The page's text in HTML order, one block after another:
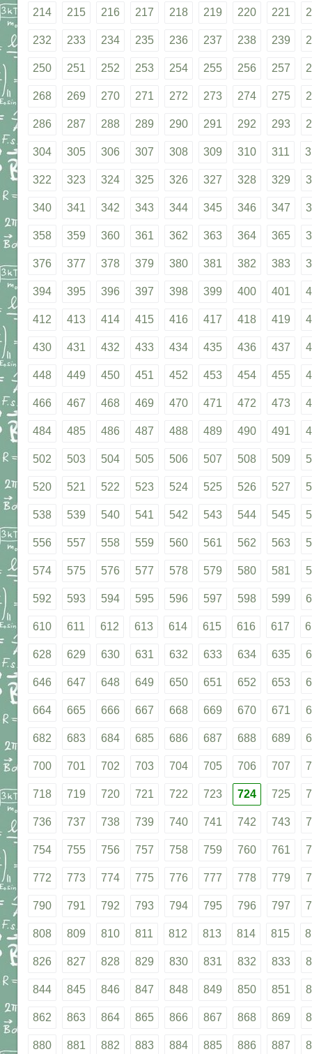
214 215 216 217 218 219 220 221
232 233 234 235 236 237 238 239
250 251 252 253 254 255 256 257
268 269 270 271 272 273 274 275
286 287 288 289 290 291 292 293
304 305 306 307 308 309 310 311
322 323 324 325 326 327 328 329
340 341 342 343 344 345 346 347
358 359 360 361 362 363 364 365
376 377 378 379 380 381 382 383
394 395 396 397 398 399 400 401
412 413 414 415 416 417 418 419
430 431 432 433 434 435 436 437
448 449 450 451 452 453 454 455
466 467 468 469 470 471 472 473
484 485 486 487 488 489 490 491
502 503 504 505 506 507 508 509
520 521 522 523 524 525 526 527
538 539 540 541 542 543 544 545
556 557 558 559 560 561 562 563
574 575 576 577 578 579 580 581
592 593 594 595 596 597 598 599
610 611 612 613 614 615 616 617
628 629 630 631 632 633 634 635
646 647 648 649 650 651 652 653
664 665 666 667 668 669 670 671
682 683 684 685 686 687 688 689
700 701 702 703 704 705 706 707
718 719 720 721 722 723 724 725
736 737 738 739 740 741 742 743
754 755 756 757 758 759 760 761
772 773 774 775 776 777 778 779
790 791 792 793 794 795 796 797
808 809 810 811 812 813 814 815
826 827 828 829 830 831 832 833
844 845 846 847 848 849 850 851
862 863 864 865 866 867 868 869
880 881 882 883 884 885 886 887